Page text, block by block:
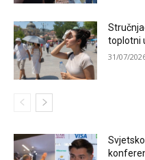
toplotni
31/07/